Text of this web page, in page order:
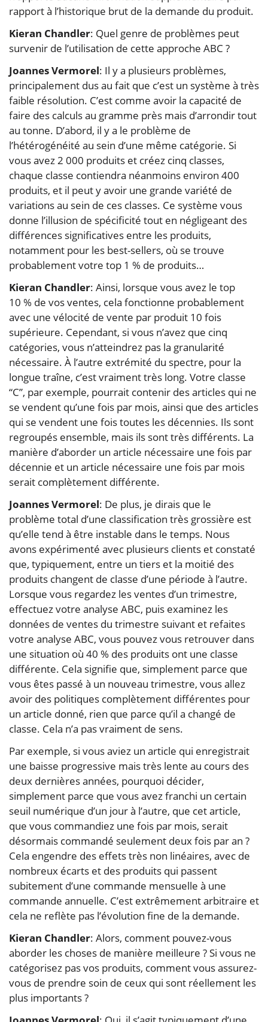
rapport à l’historique brut de la demande du produit.
Kieran Chandler: Quel genre de problèmes peut
survenir de l’utilisation de cette approche ABC ?
Joannes Vermorel: Il y a plusieurs problèmes,
principalement dus au fait que c’est un système à très
faible résolution. C’est comme avoir la capacité de
faire des calculs au gramme près mais d’arrondir tout
au tonne. D’abord, il y a le problème de
l’hétérogénéité au sein d’une même catégorie. Si
vous avez 2 000 produits et créez cinq classes,
chaque classe contiendra néanmoins environ 400
produits, et il peut y avoir une grande variété de
variations au sein de ces classes. Ce système vous
donne l’illusion de spécificité tout en négligeant des
différences significatives entre les produits,
notamment pour les best-sellers, où se trouve
probablement votre top 1 % de produits…
Kieran Chandler: Ainsi, lorsque vous avez le top
10 % de vos ventes, cela fonctionne probablement
avec une vélocité de vente par produit 10 fois
supérieure. Cependant, si vous n’avez que cinq
catégories, vous n’atteindrez pas la granularité
nécessaire. À l’autre extrémité du spectre, pour la
longue traîne, c’est vraiment très long. Votre classe
“C”, par exemple, pourrait contenir des articles qui ne
se vendent qu’une fois par mois, ainsi que des articles
qui se vendent une fois toutes les décennies. Ils sont
regroupés ensemble, mais ils sont très différents. La
manière d’aborder un article nécessaire une fois par
décennie et un article nécessaire une fois par mois
serait complètement différente.
Joannes Vermorel: De plus, je dirais que le
problème total d’une classification très grossière est
qu’elle tend à être instable dans le temps. Nous
avons expérimenté avec plusieurs clients et constaté
que, typiquement, entre un tiers et la moitié des
produits changent de classe d’une période à l’autre.
Lorsque vous regardez les ventes d’un trimestre,
effectuez votre analyse ABC, puis examinez les
données de ventes du trimestre suivant et refaites
votre analyse ABC, vous pouvez vous retrouver dans
une situation où 40 % des produits ont une classe
différente. Cela signifie que, simplement parce que
vous êtes passé à un nouveau trimestre, vous allez
avoir des politiques complètement différentes pour
un article donné, rien que parce qu’il a changé de
classe. Cela n’a pas vraiment de sens.
Par exemple, si vous aviez un article qui enregistrait
une baisse progressive mais très lente au cours des
deux dernières années, pourquoi décider,
simplement parce que vous avez franchi un certain
seuil numérique d’un jour à l’autre, que cet article,
que vous commandiez une fois par mois, serait
désormais commandé seulement deux fois par an ?
Cela engendre des effets très non linéaires, avec de
nombreux écarts et des produits qui passent
subitement d’une commande mensuelle à une
commande annuelle. C’est extrêmement arbitraire et
cela ne reflète pas l’évolution fine de la demande.
Kieran Chandler: Alors, comment pouvez-vous
aborder les choses de manière meilleure ? Si vous ne
catégorisez pas vos produits, comment vous assurez-
vous de prendre soin de ceux qui sont réellement les
plus importants ?